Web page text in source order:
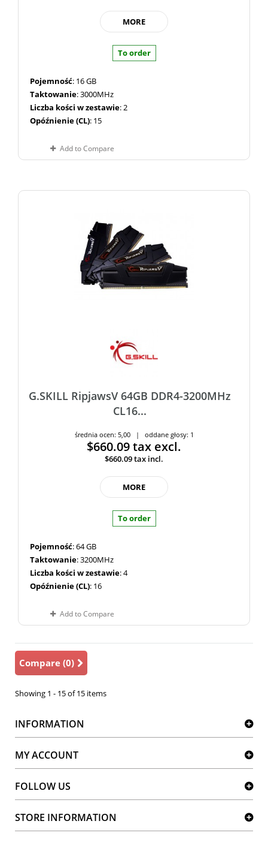
MORE
To order
Pojemność: 16 GB
Taktowanie: 3000MHz
Liczba kości w zestawie: 2
Opóźnienie (CL): 15
Add to Compare
G.SKILL RipjawsV 64GB DDR4-3200MHz
CL16...
średnia ocen: 5,00 | oddane głosy: 1
$660.09tax excl.
$660.09tax incl.
MORE
To order
Pojemność: 64 GB
Taktowanie: 3200MHz
Liczba kości w zestawie: 4
Opóźnienie (CL): 16
Add to Compare
Compare (0)
Showing 1 - 15 of 15 items
INFORMATION
MY ACCOUNT
FOLLOW US
STORE INFORMATION